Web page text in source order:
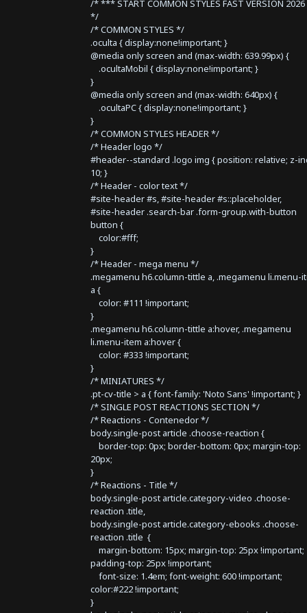
/* *** START COMMON STYLES FAST VERSION
*/
/* COMMON STYLES */
.oculta { display:none!important; }
@media only screen and (max-width: 639.99px) {
.ocultaMobil { display:none!important; }
}
@media only screen and (max-width: 640px) {
.ocultaPC { display:none!important; }
}
/* COMMON STYLES HEADER */
/* Header logo */
#header--standard .logo img { position: relative; z-
10; }
/* Header - color text */
#site-header #s, #site-header #s::placeholder,
#site-header .search-bar .form-group.with-button
button {
color:#fff;
}
/* Header - mega menu */
.megamenu h6.column-tittle a, .megamenu li.menu-
a {
color: #111 !important;
}
.megamenu h6.column-tittle a:hover, .megamenu
li.menu-item a:hover {
color: #333 !important;
}
/* MINIATURES */
.pt-cv-title > a { font-family: 'Noto Sans' !important; }
/* SINGLE POST REACTIONS SECTION */
/* Reactions - Contenedor */
body.single-post article .choose-reaction {
border-top: 0px; border-bottom: 0px; margin-top:
20px;
}
/* Reactions - Title */
body.single-post article.category-video .choose-
reaction .title,
body.single-post article.category-ebooks .choose-
reaction .title {
margin-bottom: 15px; margin-top: 25px !important;
padding-top: 25px !important;
font-size: 1.4em; font-weight: 600 !important;
color:#222 !important;
}